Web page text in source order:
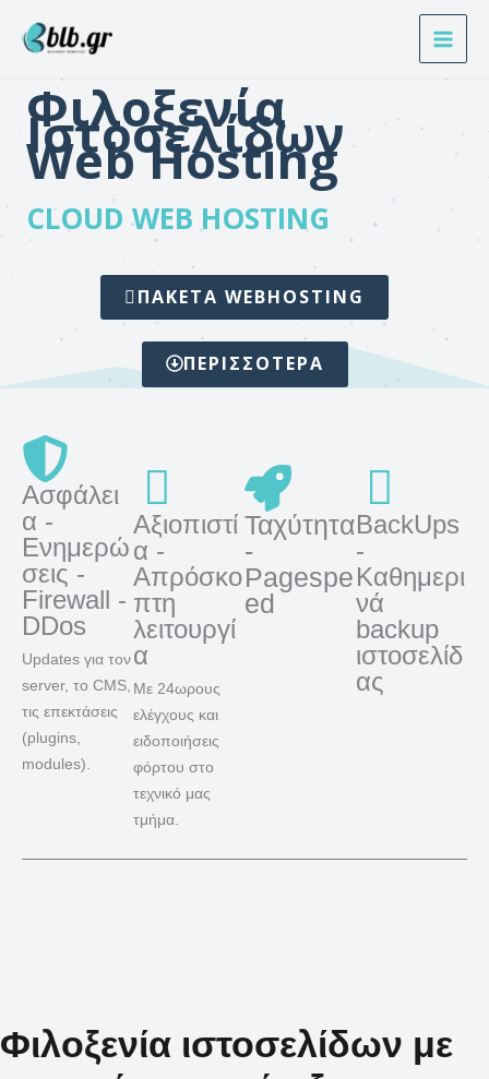
στο
Φιλοξενία
Ιστοσελίδων​
Web Hosting
CLOUD WEB HOSTING
ΠΑΚΕΤΑ WEBHOSTING
ΠΕΡΙΣΣΌΤΕΡΑ
Ασφάλει
α -
Ενημερώ
σεις -
Firewall -
DDos
Updates για τον
server, το CMS,
τις επεκτάσεις
(plugins,
modules).
Αξιοπιστί
α -
Απρόσκο
πτη
λειτουργί
α
Με 24ωρους
ελέγχους και
ειδοποιήσεις
φόρτου στο
τεχνικό μας
τμήμα.
Ταχύτητα
-
Pagespe
ed
BackUps
-
Καθημερι
νά
backup
ιστοσελίδ
ας
Φιλοξενία ιστοσελίδων με